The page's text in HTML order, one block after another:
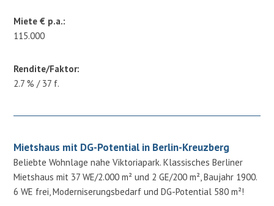
Miete € p.a.:
115.000
Rendite/Faktor:
2.7 % / 37 f.
Mietshaus mit DG-Potential in Berlin-Kreuzberg
Beliebte Wohnlage nahe Viktoriapark. Klassisches Berliner
Mietshaus mit 37 WE/2.000 m² und 2 GE/200 m², Baujahr 1900.
6 WE frei, Moderniserungsbedarf und DG-Potential 580 m²!